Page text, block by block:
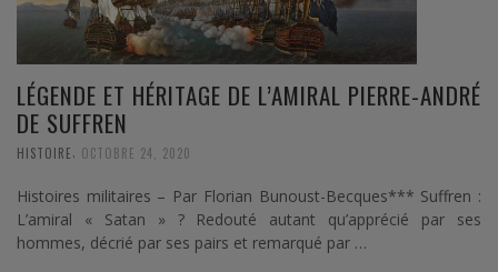
LÉGENDE ET HÉRITAGE DE L’AMIRAL PIERRE-ANDRÉ
DE SUFFREN
HISTOIRE OCTOBRE 24, 2020
Histoires militaires – Par Florian Bunoust-Becques*** Suffren :
L’amiral « Satan » ? Redouté autant qu’apprécié par ses
hommes, décrié par ses pairs et remarqué par …